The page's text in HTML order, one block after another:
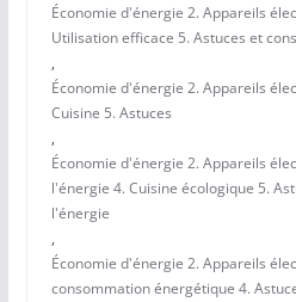
Économie d'énergie 2. Appareils
Utilisation efficace 5. Astuces et
,
Économie d'énergie 2. Appareils
Cuisine 5. Astuces
,
Économie d'énergie 2. Appareils
l'énergie 4. Cuisine écologique 5.
l'énergie
,
Économie d'énergie 2. Appareils
consommation énergétique 4.